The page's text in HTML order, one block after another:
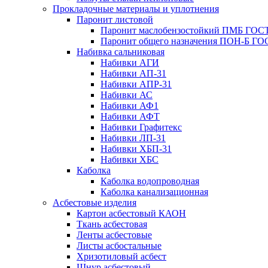
Прокладочные материалы и уплотнения
Паронит листовой
Паронит маслобензостойкий ПМБ
Паронит общего назначения ПОН-Б
Набивка сальниковая
Набивки АГИ
Набивки АП-31
Набивки АПР-31
Набивки АС
Набивки АФ1
Набивки АФТ
Набивки Графитекс
Набивки ЛП-31
Набивки ХБП-31
Набивки ХБС
Каболка
Каболка водопроводная
Каболка канализационная
Асбестовые изделия
Картон асбестовый КАОН
Ткань асбестовая
Ленты асбестовые
Листы асбостальные
Хризотиловый асбеcт